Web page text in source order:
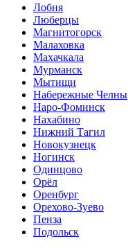
Лобня
Люберцы
Магнитогорск
Малаховка
Махачкала
Мурманск
Мытищи
Набережные Челны
Наро-Фоминск
Нахабино
Нижний Тагил
Новокузнецк
Ногинск
Одинцово
Орёл
Оренбург
Орехово-Зуево
Пенза
Подольск